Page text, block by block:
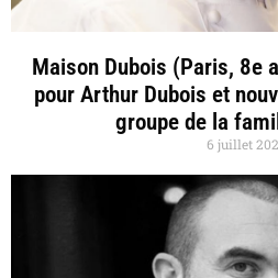
Maison Dubois (Paris, 8e
pour Arthur Dubois et
groupe de la
6 juillet